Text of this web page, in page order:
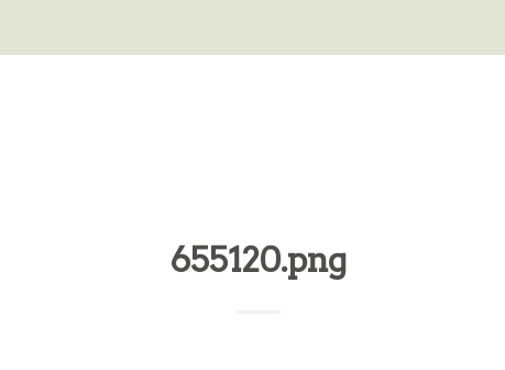
655120.png